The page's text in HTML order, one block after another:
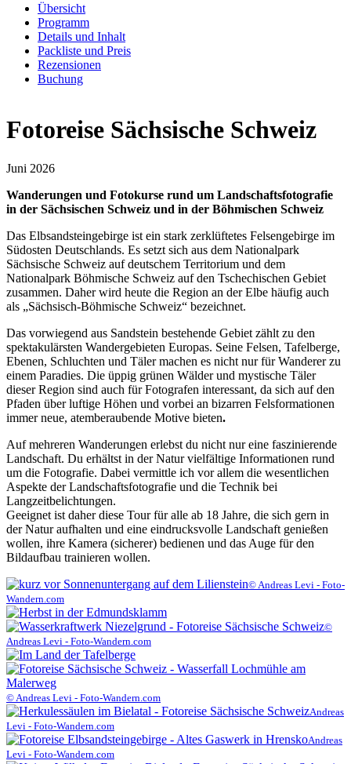
Übersicht
Programm
Details und Inhalt
Packliste und Preis
Rezensionen
Buchung
Fotoreise Sächsische Schweiz
Juni 2026
Wanderungen und Fotokurse rund um Landschaftsfotografie
in der Sächsischen Schweiz und in der Böhmischen Schweiz
Das Elbsandsteingebirge ist ein stark zerklüftetes Felsengebirge im
Südosten Deutschlands. Es setzt sich aus dem Nationalpark
Sächsische Schweiz auf deutschem Territorium und dem
Nationalpark Böhmische Schweiz auf den Tschechischen Gebiet
zusammen. Daher wird heute die Region an der Elbe häufig auch
als „Sächsisch-Böhmische Schweiz“ bezeichnet.
Das vorwiegend aus Sandstein bestehende Gebiet zählt zu den
spektakulärsten Wandergebieten Europas. Seine Felsen, Tafelberge,
Ebenen, Schluchten und Täler machen es nicht nur für Wanderer zu
einem Paradies. Die üppig grünen Wälder und mystische Täler
dieser Region sind auch für Fotografen interessant, da sich auf den
Pfaden über luftige Höhen und vorbei an bizarren Felsformationen
immer neue, atemberaubende Motive bieten.
Auf mehreren Wanderungen erlebst du nicht nur eine faszinierende
Landschaft. Du erhältst in der Natur vielfältige Informationen rund
um die Fotografie. Dabei vermittle ich vor allem die wesentlichen
Aspekte der Landschaftsfotografie und die Technik bei
Langzeitbelichtungen.
Geeignet ist daher diese Tour für alle ab 18 Jahre, die sich gern in
der Natur aufhalten und eine eindrucksvolle Landschaft genießen
wollen, ihre Kamera (sicherer) bedienen und das Auge für den
Bildaufbau trainieren wollen.
© Andreas Levi - Foto-
Wandern.com
©
Andreas Levi - Foto-Wandern.com
© Andreas Levi - Foto-Wandern.com
Andreas
Levi - Foto-Wandern.com
Andreas
Levi - Foto-Wandern.com